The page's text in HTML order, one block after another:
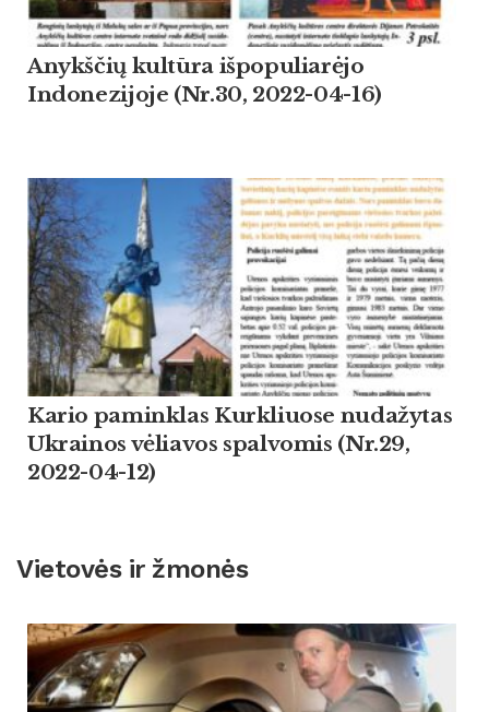
Anykščių kultūra išpopuliarėjo
Indonezijoje (Nr.30, 2022-04-16)
Kario paminklas Kurkliuose nudažytas
Ukrainos vėliavos spalvomis (Nr.29,
2022-04-12)
Vietovės ir žmonės